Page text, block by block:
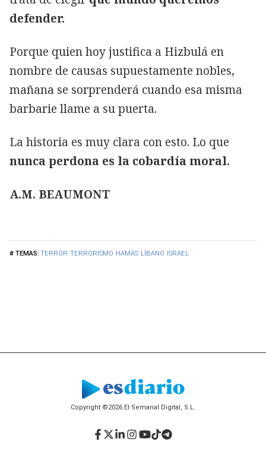
TERROR TERRORISMO HAMÁS LÍBANO ISRAEL
defender.
Porque quien hoy justifica a Hizbulá en
nombre de causas supuestamente nobles,
mañana se sorprenderá cuando esa misma
barbarie llame a su puerta.
La historia es muy clara con esto. Lo que
nunca perdona es la cobardía moral.
A.M. BEAUMONT
Copyright ©2026 El Semanal Digital, S.L.
Facebook
Twitter
LinkedIn
Instagram
YouTube
TikTok
Telegram